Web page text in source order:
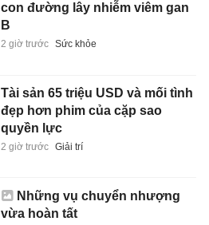
con đường lây nhiễm viêm gan
B
2 giờ trước Sức khỏe
Tài sản 65 triệu USD và mối tình
đẹp hơn phim của cặp sao
quyền lực
2 giờ trước Giải trí
Những vụ chuyển nhượng
vừa hoàn tất